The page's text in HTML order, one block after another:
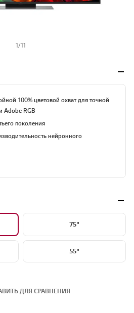
1/11
100% цветовой охват для точной
Adobe RGB
поколения
нейронного
75"
55"
ДЛЯ СРАВНЕНИЯ